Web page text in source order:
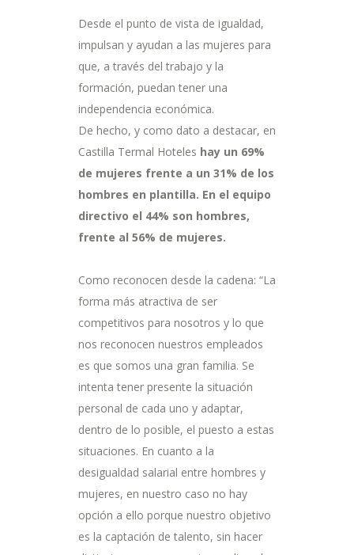
Desde el punto de vista de igualdad,
impulsan y ayudan a las mujeres para
que, a través del trabajo y la
formación, puedan tener una
independencia económica.
De hecho, y como dato a destacar, en
Castilla Termal Hoteles hay un 69%
de mujeres frente a un 31% de los
hombres en plantilla. En el equipo
directivo el 44% son hombres,
frente al 56% de mujeres.
Como reconocen desde la cadena: “La
forma más atractiva de ser
competitivos para nosotros y lo que
nos reconocen nuestros empleados
es que somos una gran familia. Se
intenta tener presente la situación
personal de cada uno y adaptar,
dentro de lo posible, el puesto a estas
situaciones. En cuanto a la
desigualdad salarial entre hombres y
mujeres, en nuestro caso no hay
opción a ello porque nuestro objetivo
es la captación de talento, sin hacer